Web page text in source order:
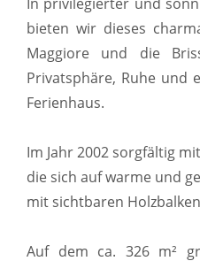
bieten wir dieses
Maggiore und die
Privatsphäre, Ruhe und
Ferienhaus.
Im Jahr 2002 sorgfältig
die sich auf warme und
mit sichtbaren
Auf dem ca. 326 m²